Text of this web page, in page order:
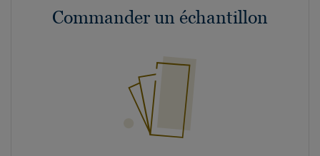
Commander un échantillon